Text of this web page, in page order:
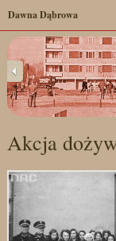
Akcja
Dawna Dąbrowa